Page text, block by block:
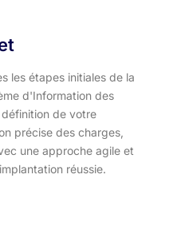
les étapes initiales de la
d'Information des
définition de votre
précise des charges,
une approche agile et
réussie.